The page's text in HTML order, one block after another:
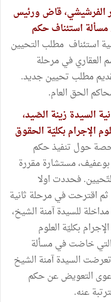
الفرشيشي، قاض ورئيس
مسألة استئناف حكم
استئناف مطلب التحيين
العقاري في مرحلة
مطلب تحيين جديد.
الحق العام.
السيدة زينة الصّيد،
الإجرام بكليّة الحقوق
حول تنفيذ حكم
مستشارة مقررة
فحددت اولا
اقترحت في مرحلة ثانية
للسيدة آمنة الشيخ،
بكليّة العلوم
التي خاضت في مسألة
السيدة آمنة الشيخ
التعويض عن حكم
عنه.